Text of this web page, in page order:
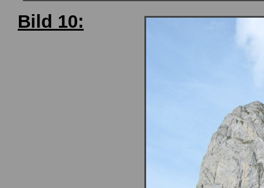
Bild 10: